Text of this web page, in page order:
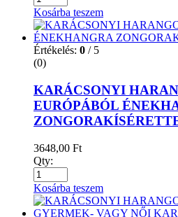
Kosárba teszem
Értékelés: 0 / 5
(0)
KARÁCSONYI
EURÓPÁBÓL
3648,00 Ft
Qty:
Kosárba teszem